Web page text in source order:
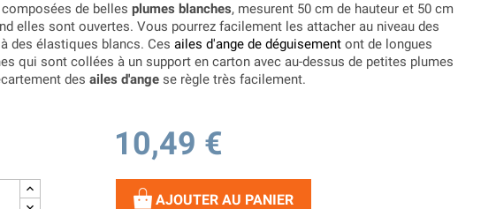
de belles plumes blanches, mesurent 50 cm de hauteur et 50 cm
elles sont ouvertes. Vous pourrez facilement les attacher au niveau des
des élastiques blancs. Ces ailes d'ange de déguisement ont de longues
qui sont collées à un support en carton avec au-dessus de petites plumes
des ailes d'ange se règle très facilement.
10,49 €
AJOUTER AU PANIER